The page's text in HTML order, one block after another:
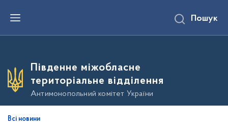
е
о
о
в
Пошук
Південне міжобласне
територіальне відділення
Антимонопольний комітет України
Всі новини